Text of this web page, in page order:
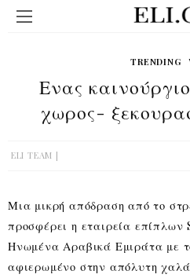
TRENDING
Ενας
χωρος-
ELI TEAM
Μια μικρή απόδραση από το
προσφέρει η εταιρεία
Ηνωμένα Αραβικά Εμιράτα με
αφιερωμένο στην απόλυτη